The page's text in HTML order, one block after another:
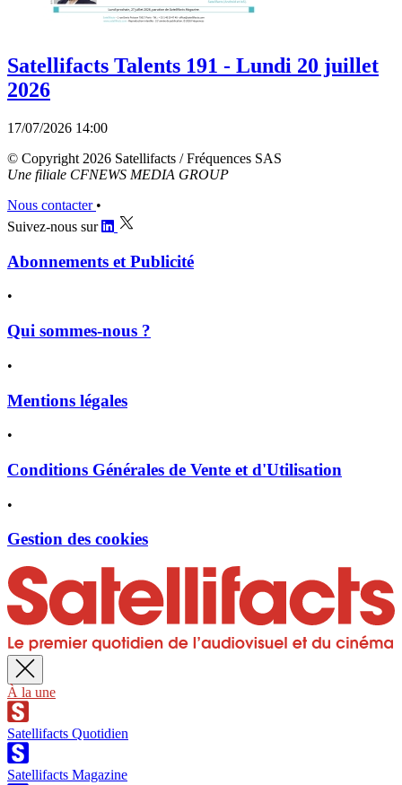
Satellifacts Talents 191 - Lundi 20 juillet
2026
17/07/2026 14:00
© Copyright 2026 Satellifacts / Fréquences SAS
Une filiale CFNEWS MEDIA GROUP
Nous contacter •
Suivez-nous sur
Abonnements et Publicité
•
Qui sommes-nous ?
•
Mentions légales
•
Conditions Générales de Vente et d'Utilisation
•
Gestion des cookies
À la une
Satellifacts Quotidien
Satellifacts Magazine